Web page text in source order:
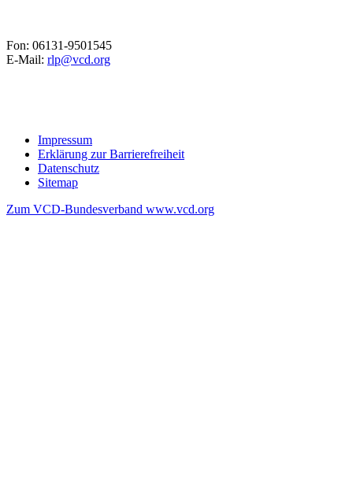
Fon: 06131-9501545
E-Mail: rlp@vcd.org
Impressum
Erklärung zur Barrierefreiheit
Datenschutz
Sitemap
Zum VCD-Bundesverband www.vcd.org